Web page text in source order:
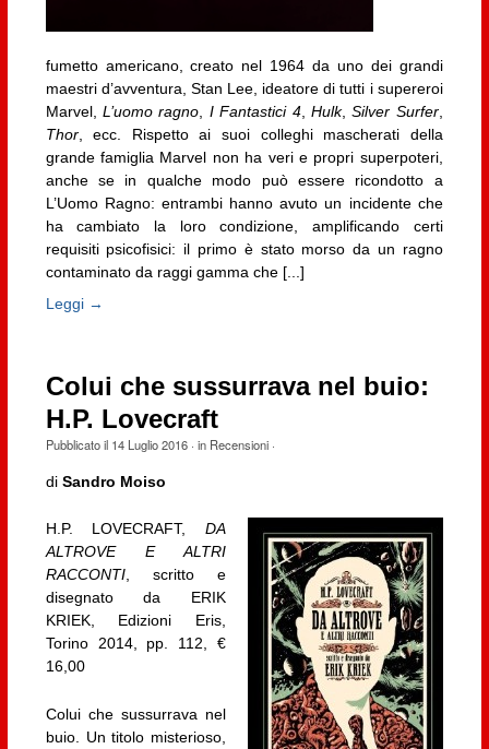
fumetto americano, creato nel 1964 da uno dei grandi
maestri d’avventura, Stan Lee, ideatore di tutti i supereroi
Marvel,L’uomo ragno I Fantastici 4, Hulk,Silver Surfer,
Thor, ecc. Rispetto ai suoi colleghi mascherati della
grande famiglia Marvel non ha veri e propri superpoteri,
anche se in qualche modo può essere ricondotto a
L’Uomo Ragno: entrambi hanno avuto un incidente che
ha cambiato la loro condizione, amplificando certi
requisiti psicofisici: il primo è stato morso da un ragno
contaminato da raggi gamma che [...]
Leggi →
Colui che sussurrava nel buio:
H.P. Lovecraft
Pubblicato il 14 Luglio 2016· in Recensioni·
di Sandro Moiso
H.P. LOVECRAFT,DA
ALTROVE E ALTRI
RACCONTI, scritto e
disegnato da ERIK
KRIEK, Edizioni Eris,
Torino 2014, pp. 112, €
16,00
Colui che sussurrava nel
buio. Un titolo misterioso,